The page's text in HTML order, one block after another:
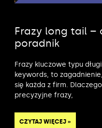
Frazy long tail –
poradnik
Frazy kluczowe typu
keywords, to
się każda z firm.
precyzyjne frazy,
CZYTAJ WIĘCEJ »